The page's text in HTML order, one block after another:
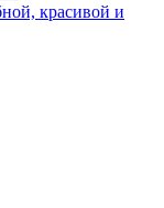
красивой и